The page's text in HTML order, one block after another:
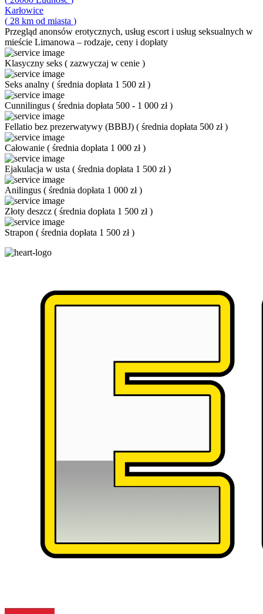
Karłowice
( 28 km od miasta )
Przegląd anonsów erotycznych, usług escort i usług seksualnych w
mieście Limanowa – rodzaje, ceny i dopłaty
Klasyczny seks ( zazwyczaj w cenie )
Seks analny ( średnia dopłata 1 500 zł)
Cunnilingus ( średnia dopłata 500 - 1 000 zł)
Fellatio bez prezerwatywy (BBBJ) ( średnia dopłata 500 zł)
Całowanie ( średnia dopłata 1 000 zł)
Ejakulacja w usta ( średnia dopłata 1 500 zł)
Anilingus ( średnia dopłata 1 000 zł)
Złoty deszcz ( średnia dopłata 1 500 zł)
Strapon ( średnia dopłata 1 500 zł)